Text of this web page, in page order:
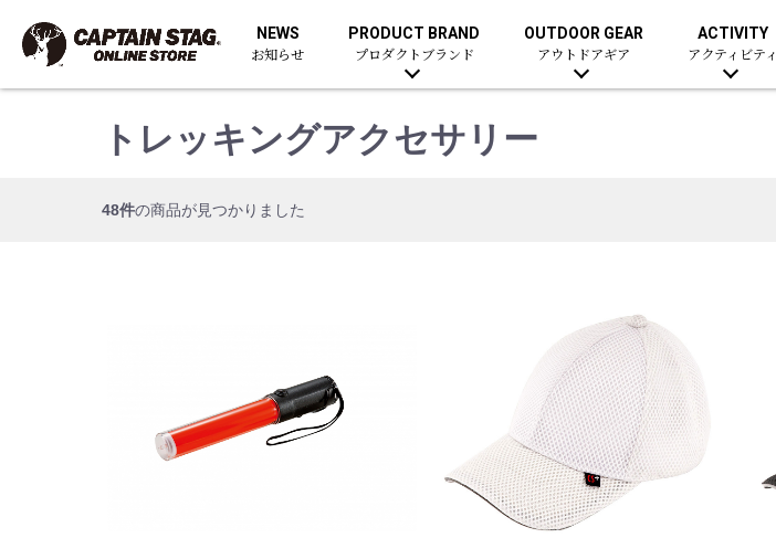
NEWS
お知らせ
PRODUCT BRAND
プロダクトブランド
OUTDOOR GEAR
アウトドアギア
ACTIVITY
アクティビティ
トレッキングアクセサリー
48件の商品が見つかりました